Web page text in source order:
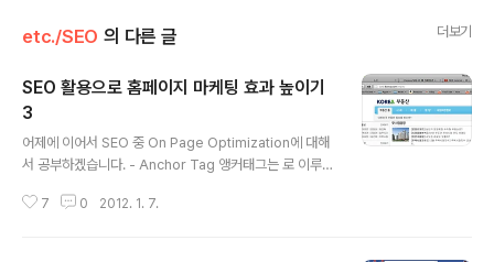
etc./SEO 의 다른 글 더보기
SEO 활용으로 홈페이지 마케팅 효과 높이기
3
어제에 이어서 SEO 중 On Page Optimization에 대해
서 공부하겠습니다. - Anchor Tag 앵커태그는 로 이루어
er가 정보를 모을 때 이 Anchor 내의 글자도 사용 합니다
7 0 2012. 1. 7.